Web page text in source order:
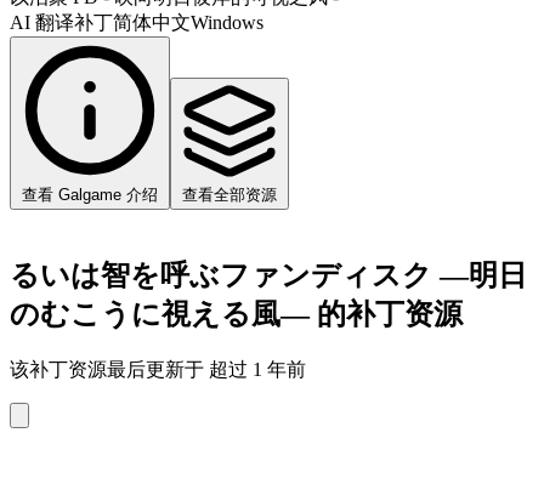
AI 翻译补丁简体中文Windows
查看 Galgame 介绍 查看全部资源
るいは智を呼ぶファンディスク ―明日
のむこうに視える風― 的补丁资源
该补丁资源最后更新于 超过 1 年前